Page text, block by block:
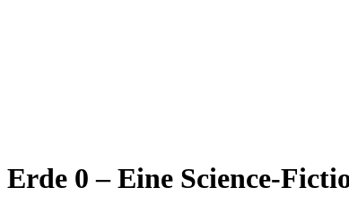
Erde 0 – Eine Science-